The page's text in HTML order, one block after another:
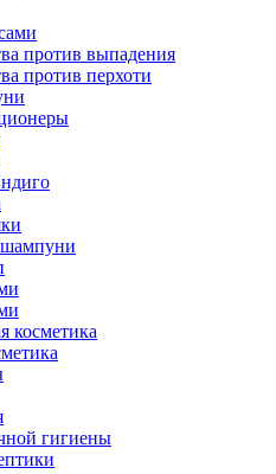
против выпадения
против перхоти
косметика
гигиены